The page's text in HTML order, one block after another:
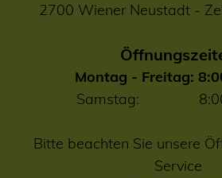
2700 Wiener Neustadt -
Montag - Freitag:
Samstag: 8:00
Bitte beachten Sie unsere
Service